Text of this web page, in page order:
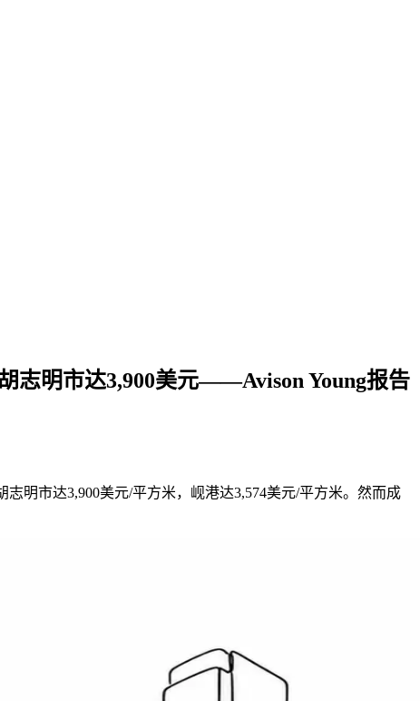
志明市达3,900美元——Avison Young报告
明市达3,900美元/平方米，岘港达3,574美元/平方米。然而成